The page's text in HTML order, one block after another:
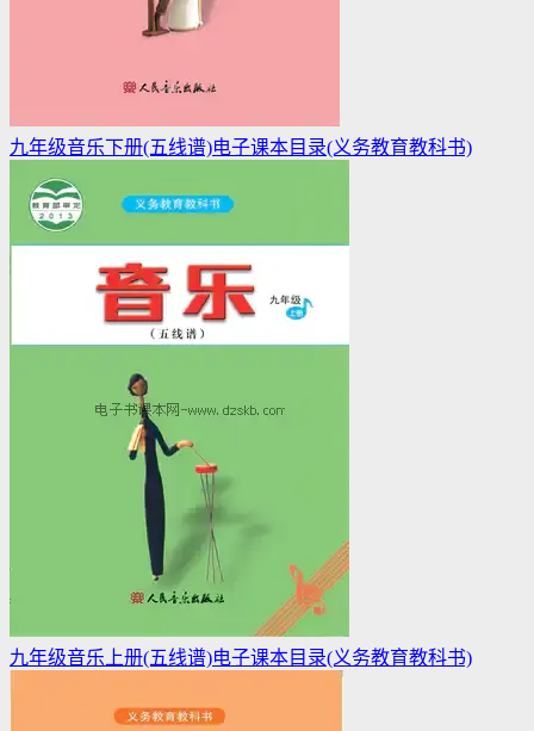
九年级音乐下册(五线谱)电子课本目录(义务教育教科书)
九年级音乐上册(五线谱)电子课本目录(义务教育教科书)